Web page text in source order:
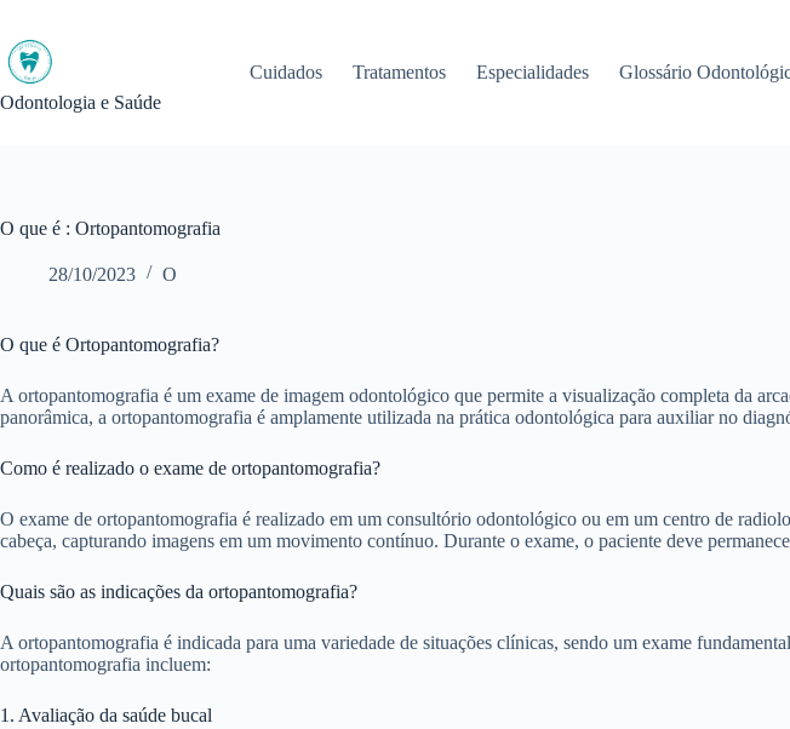
conteúdo
Odontologia e Saúde
Cuidados Tratamentos Especialidades Glossário
O que é : Ortopantomografia
28/10/2023 O
O que é Ortopantomografia?
A ortopantomografia é um exame de imagem odontológico que permite a visualização completa da
panorâmica, a ortopantomografia é amplamente utilizada na prática odontológica para auxiliar no
Como é realizado o exame de ortopantomografia?
O exame de ortopantomografia é realizado em um consultório odontológico ou em um centro de
cabeça, capturando imagens em um movimento contínuo. Durante o exame, o paciente deve
Quais são as indicações da ortopantomografia?
A ortopantomografia é indicada para uma variedade de situações clínicas, sendo um exame
ortopantomografia incluem:
1. Avaliação da saúde bucal